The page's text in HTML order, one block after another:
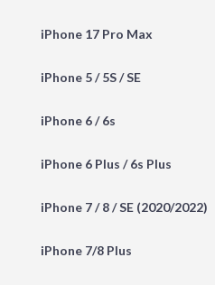
iPhone 17 Pro Max
iPhone 5 / 5S / SE
iPhone 6 / 6s
iPhone 6 Plus / 6s Plus
iPhone 7 / 8 / SE (2020/2022)
iPhone 7/8 Plus